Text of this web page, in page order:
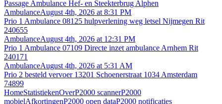
Passage Ambulance Hef- en Steekterbrug Alphen
AmbulanceAugust 4th, 2026 at 8:31 PM
Prio 1 Ambulance 08125 hulpverlening weg letsel Nijmegen Rit
240655
AmbulanceAugust 4th, 2026 at 12:31 PM
Prio 1 Ambulance 07109 Directe inzet ambulance Arnhem Rit
240171
AmbulanceAugust 4th, 2026 at 5:31 AM
Prio 2 besteld vervoer 13201 Schoenerstraat 1034 Amsterdam
74899
HomeStatistiekenOverP2000 scannerP2000
mobielAfkortingenP2000 open dataP2000 notificaties